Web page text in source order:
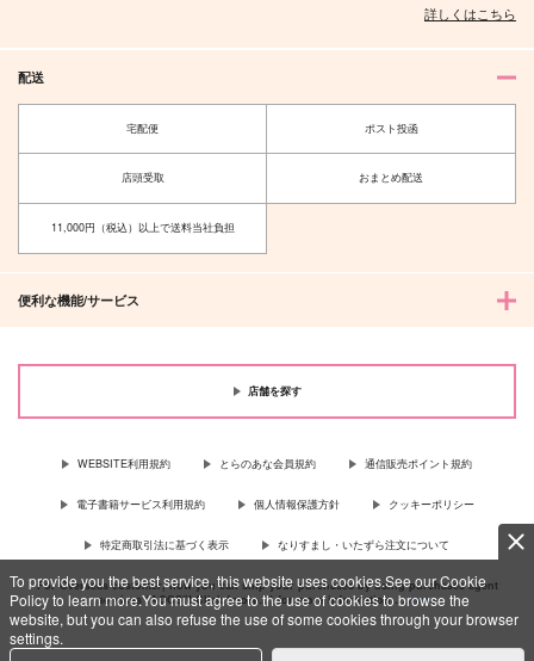
To provide you the best service, this website uses cookies.See our Cookie
Policy to learn more.You must agree to the use of cookies to browse the
website, but you can also refuse the use of some cookies through your browser
settings.
詳しくはこちら
配送
宅配便 ポスト投函
店頭受取 おまとめ配送
11,000円（税込）以上で送料当社負担
便利な機能/サービス
店舗を探す
WEBSITE利用規約 とらのあな会員規約 通信販売ポイント規約
電子書籍サービス利用規約 個人情報保護方針 クッキーポリシー
特定商取引法に基づく表示 なりすまし・いたずら注文について
For Overseas customer, now you can ship your purchases by using purchases agent
services “AOCS”! Click {more…} for more information …more